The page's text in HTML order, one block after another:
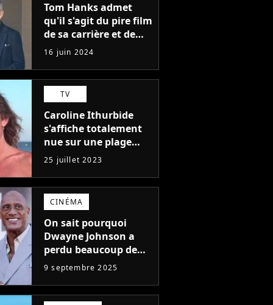
Tom Hanks admet
qu'il s'agit du pire film
de sa carrière et de
l'un des pires de
l'histoire du cinéma :
"L'un des films les
plus médiocres jamais
réalisés"
16 juin 2024
TV
Caroline Ithurbide
s'affiche totalement
nue sur une plage
naturiste : "je ne
pensais pas que
j'arriverais à le
faire..."
25 juillet 2023
CINÉMA
On sait pourquoi
Dwayne Johnson a
perdu beaucoup de
poids et c'est pour
une raison
importante
9 septembre 2025